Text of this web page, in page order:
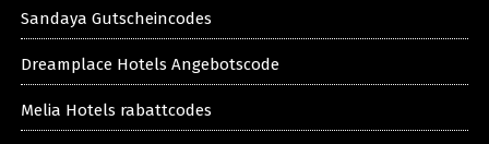
Sandaya Gutscheincodes
Dreamplace Hotels Angebotscode
Melia Hotels rabattcodes